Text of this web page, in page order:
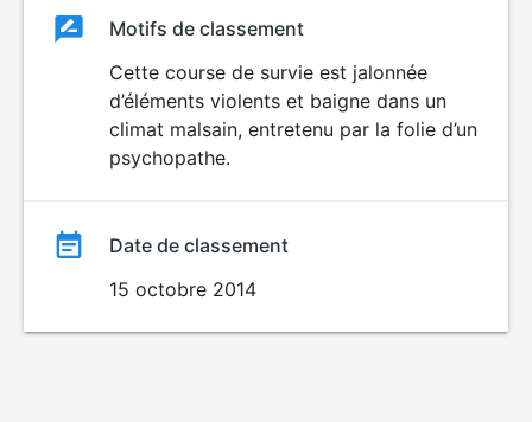
ClassementClassement
VIOLENCE
Motifs de classement
Cette course de survie est jalonnée
d’éléments violents et baigne dans un
climat malsain, entretenu par la folie d’un
psychopathe.
Date de classement
15 octobre 2014